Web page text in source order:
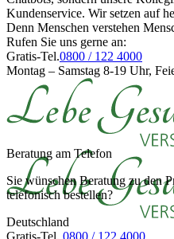
Kundenservice. Wir setzen auf
Denn Menschen verstehen
Rufen Sie uns gerne an:
Gratis-Tel.0800 / 122 4000
Montag – Samstag 8-19 Uhr,
Beratung am Telefon
Sie wünschen Beratung zu den
telefonisch bestellen?
Deutschland
Gratis-Tel. 0800 / 122 4000